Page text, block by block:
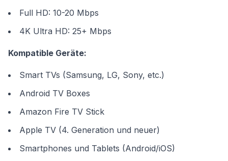
Full HD: 10-20 Mbps
4K Ultra HD: 25+ Mbps
Kompatible Geräte:
Smart TVs (Samsung, LG, Sony, etc.)
Android TV Boxes
Amazon Fire TV Stick
Apple TV (4. Generation und neuer)
Smartphones und Tablets (Android/iOS)